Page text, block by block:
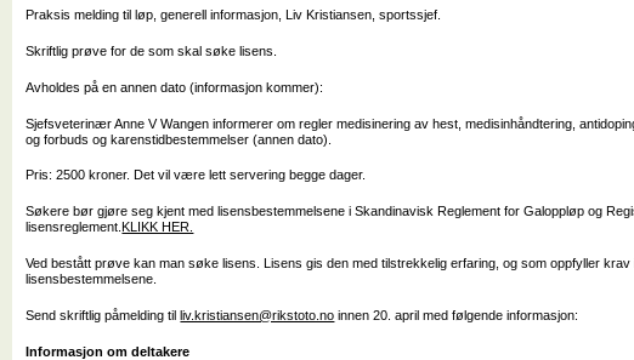
Praksis melding til løp, generell informasjon, Liv Kristiansen, sportssjef.
Skriftlig prøve for de som skal søke lisens.
Avholdes på en annen dato (informasjon kommer):
Sjefsveterinær Anne V Wangen informerer om regler medisinering av hest, medisinhåndtering,
og forbuds og karenstidbestemmelser (annen dato).
Pris: 2500 kroner. Det vil være lett servering begge dager.
Søkere bør gjøre seg kjent med lisensbestemmelsene i Skandinavisk Reglement for Galoppløp og
lisensreglement. KLIKK HER.
Ved bestått prøve kan man søke lisens. Lisens gis den med tilstrekkelig erfaring, og som oppfyller krav
lisensbestemmelsene.
Send skriftlig påmelding tilliv.kristiansen@rikstoto.no innen 20. april med følgende informasjon:
Informasjon om deltakere